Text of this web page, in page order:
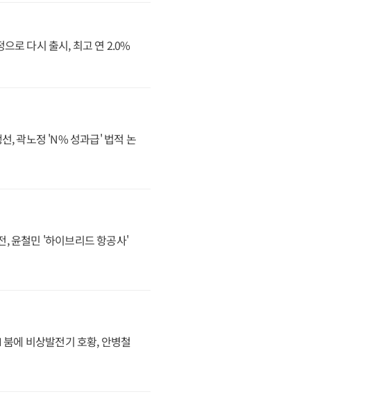
로 다시 출시, 최고 연 2.0%
, 곽노정 'N% 성과급' 법적 논
, 윤철민 '하이브리드 항공사'
에 비상발전기 호황, 안병철